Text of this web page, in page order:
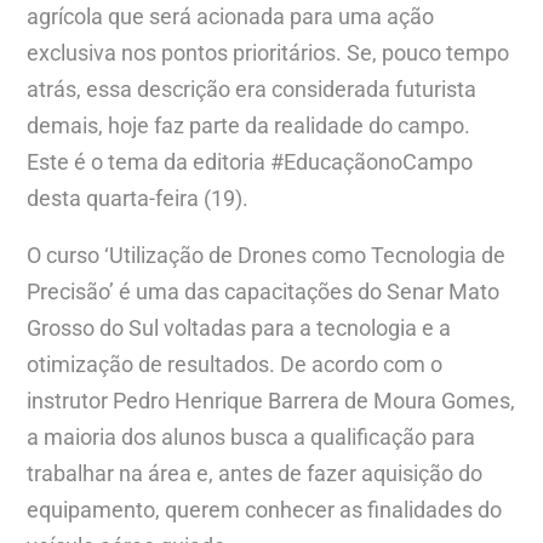
agrícola que será acionada para uma ação
exclusiva nos pontos prioritários. Se, pouco tempo
atrás, essa descrição era considerada futurista
demais, hoje faz parte da realidade do campo.
Este é o tema da editoria #EducaçãonoCampo
desta quarta-feira (19).
O curso ‘Utilização de Drones como Tecnologia de
Precisão’ é uma das capacitações do Senar Mato
Grosso do Sul voltadas para a tecnologia e a
otimização de resultados. De acordo com o
instrutor Pedro Henrique Barrera de Moura Gomes,
a maioria dos alunos busca a qualificação para
trabalhar na área e, antes de fazer aquisição do
equipamento, querem conhecer as finalidades do